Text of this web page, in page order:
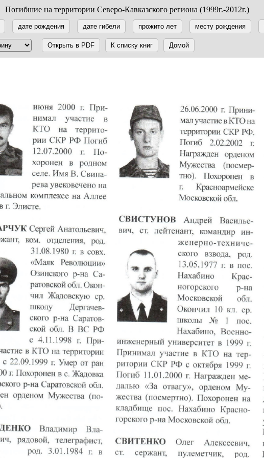
Погибшие на территории Северо-Кавказского региона (1999г.-2012г.)
дате рождения дате гибели прожито лет месту рождения
Открыть в PDF К списку книг Домой